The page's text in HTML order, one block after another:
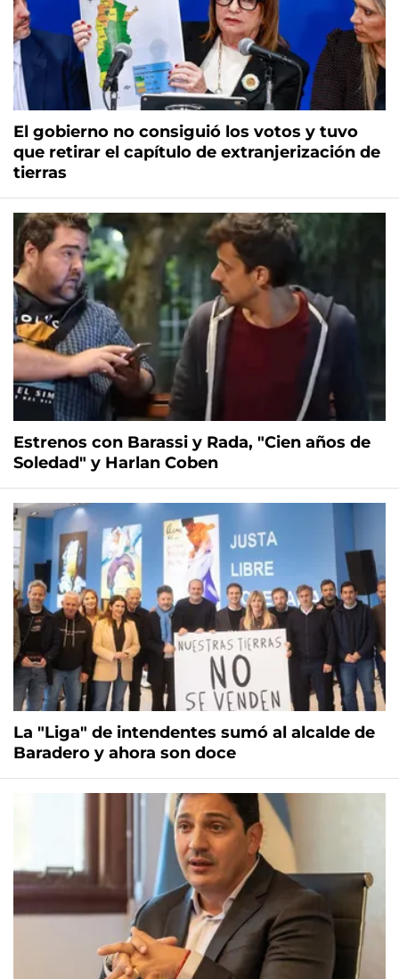
El gobierno no consiguió los votos y tuvo
que retirar el capítulo de extranjerización de
tierras
Estrenos con Barassi y Rada, "Cien años de
Soledad" y Harlan Coben
La "Liga" de intendentes sumó al alcalde de
Baradero y ahora son doce